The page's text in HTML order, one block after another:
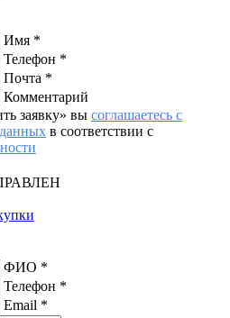
Имя *
Телефон *
Почта *
Комментарий
заявку» вы соглашаетесь с
в соответствии с
ФИО *
Телефон *
Email *